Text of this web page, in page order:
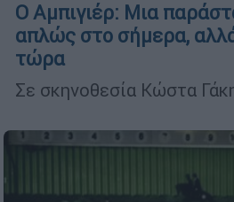
Ο Αμπιγιέρ: Μια
απλώς στο σήμερα,
τώρα
Σε σκηνοθεσία Κώστα